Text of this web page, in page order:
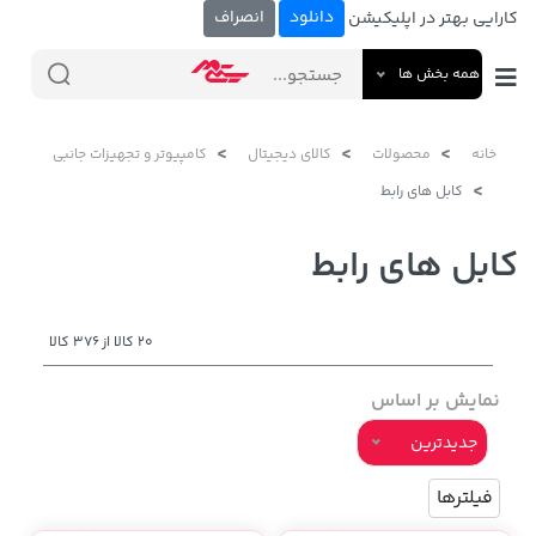
کارایی بهتر در اپلیکیشن دانلود انصراف
همه بخش ها
خانه محصولات کالای دیجیتال
کامپیوتر و تجهیزات جانبی
کابل های رابط
کابل های رابط
20 کالا از 376 کالا
نمایش بر اساس
جدیدترین
فیلترها